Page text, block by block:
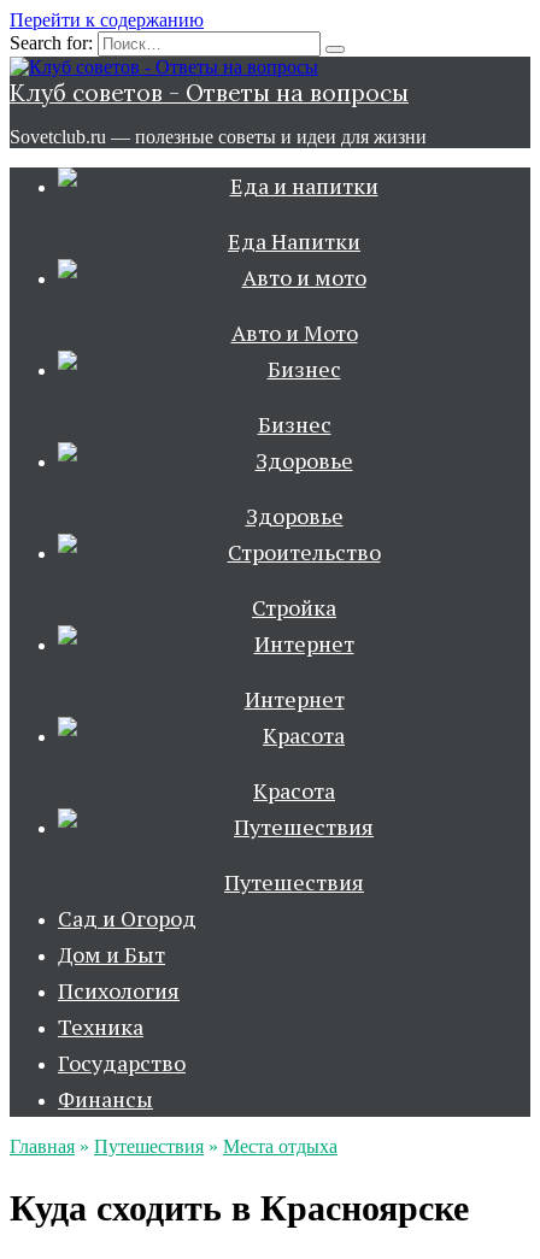
Перейти к содержанию
Search for:
Клуб советов - Ответы на вопросы
Sovetclub.ru — полезные советы и идеи для жизни
Еда Напитки
Авто и Мото
Бизнес
Здоровье
Стройка
Интернет
Красота
Путешествия
Сад и Огород
Дом и Быт
Психология
Техника
Государство
Финансы
Главная » Путешествия » Места отдыха
Куда сходить в Красноярске